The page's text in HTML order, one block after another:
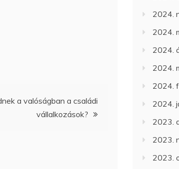
a valóságban a családi
vállalkozások?
2024.
2024.
2024.
2024.
2024.
2024.
2023.
2023.
2023.